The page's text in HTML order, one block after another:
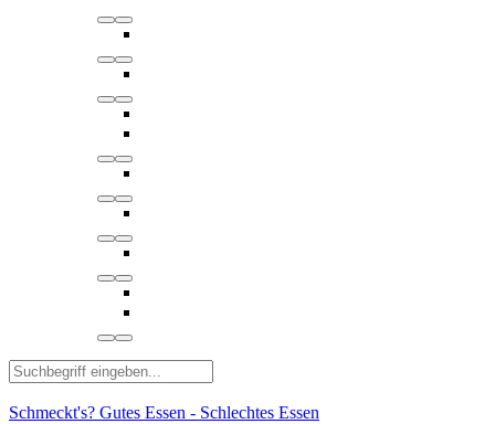
Schmeckt's? Gutes Essen - Schlechtes Essen